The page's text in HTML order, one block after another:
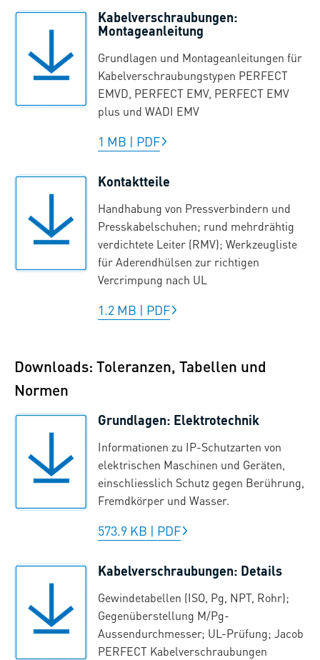
Kabelverschraubungen:
Montageanleitung
Grundlagen und Montageanleitungen für
Kabelverschraubungstypen PERFECT
EMVD, PERFECT EMV, PERFECT EMV
plus und WADI EMV
1 MB | PDF
Kontaktteile
Handhabung von Pressverbindern und
Presskabelschuhen; rund mehrdrähtig
verdichtete Leiter (RMV); Werkzeugliste
für Aderendhülsen zur richtigen
Vercrimpung nach UL
1.2 MB | PDF
Downloads: Toleranzen, Tabellen und
Normen
Grundlagen: Elektrotechnik
Informationen zu IP-Schutzarten von
elektrischen Maschinen und Geräten,
einschliesslich Schutz gegen Berührung,
Fremdkörper und Wasser.
573.9 KB | PDF
Kabelverschraubungen: Details
Gewindetabellen (ISO, Pg, NPT, Rohr);
Gegenüberstellung M/Pg-
Aussendurchmesser; UL-Prüfung; Jacob
PERFECT Kabelverschraubungen